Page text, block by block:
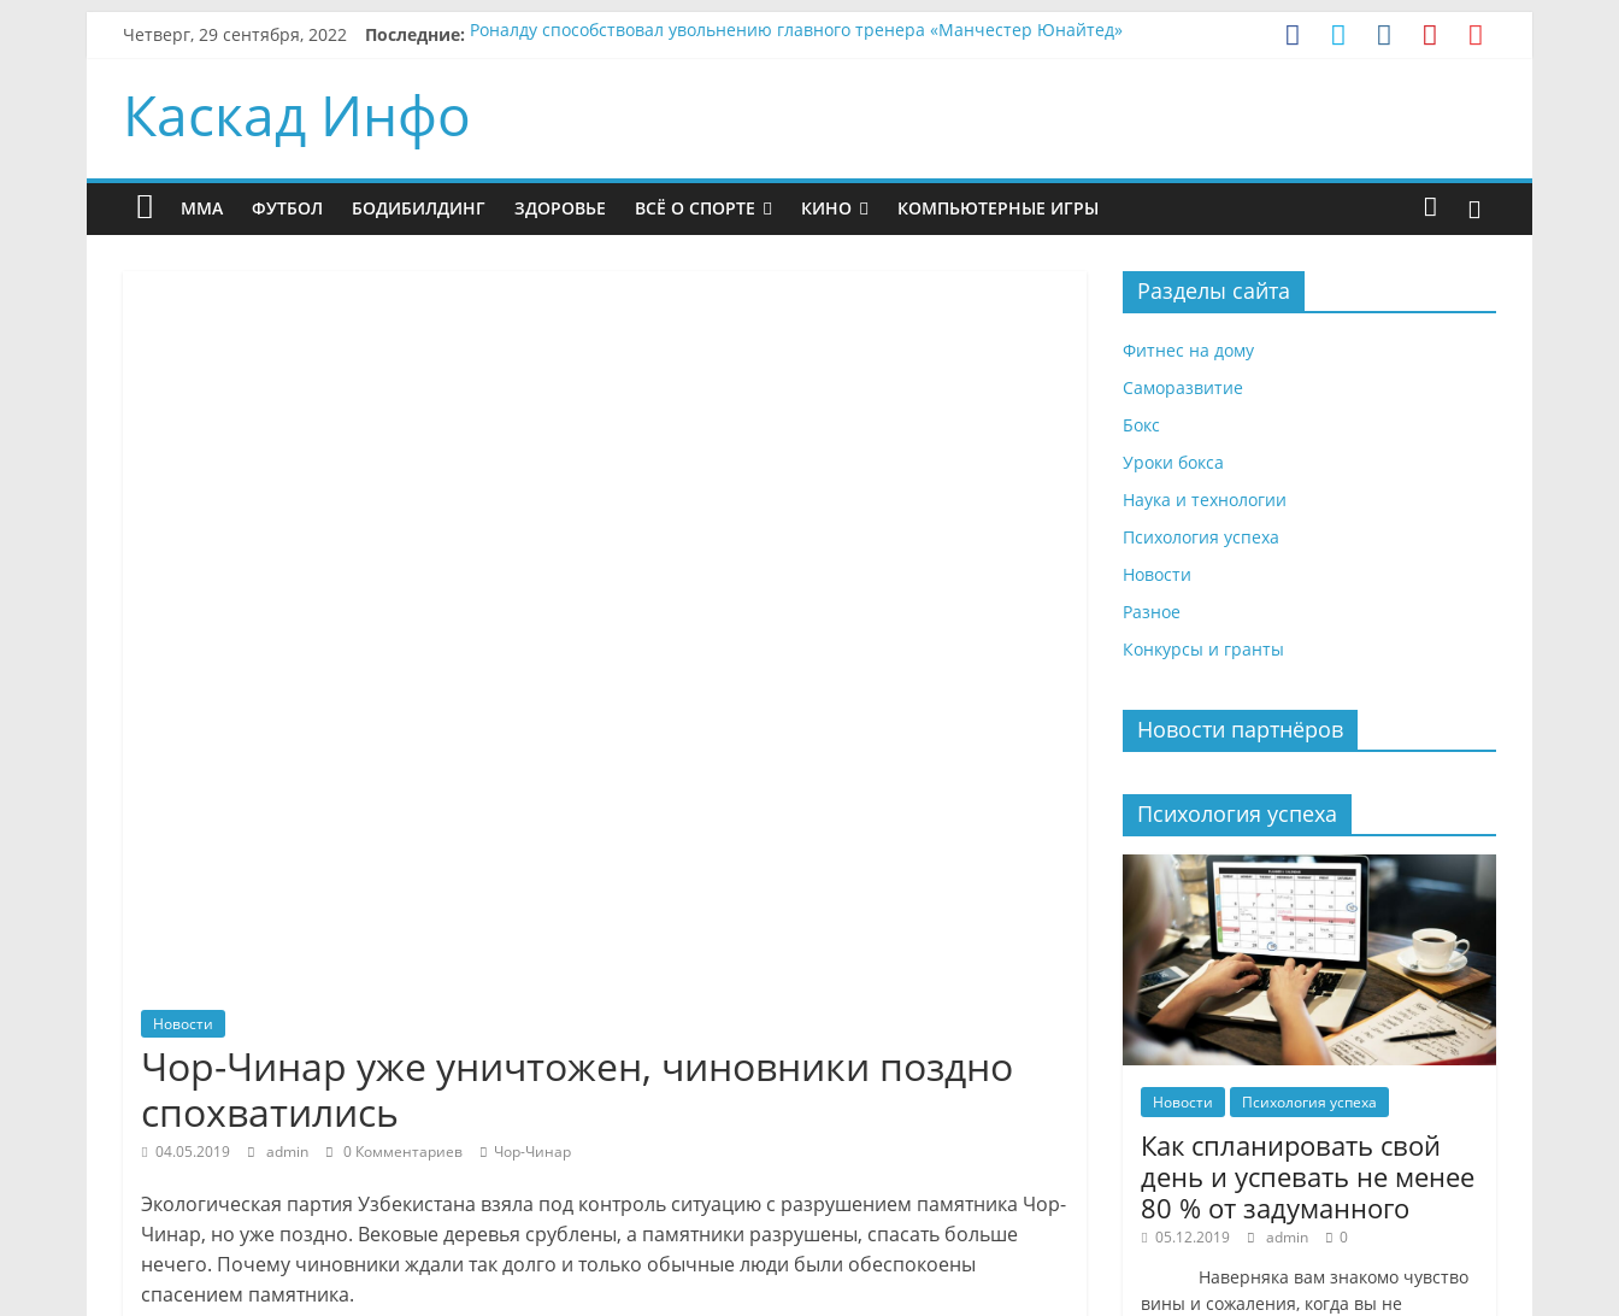
Четверг, 29 сентября, 2022 Последние: Роналду способствовал увольнению главного тренера «Манчестер Юнайтед»
Каскад Инфо
MMA ФУТБОЛ БОДИБИЛДИНГ ЗДОРОВЬЕ ВСЁ О СПОРТЕ КИНО КОМПЬЮТЕРНЫЕ ИГРЫ
Новости
Чор-Чинар уже уничтожен, чиновники поздно
спохватились
04.05.2019 admin 0 Комментариев Чор-Чинар
Экологическая партия Узбекистана взяла под контроль ситуацию с разрушением памятника Чор-
Чинар, но уже поздно. Вековые деревья срублены, а памятники разрушены, спасать больше
нечего. Почему чиновники ждали так долго и только обычные люди были обеспокоены
спасением памятника.
Разделы сайта
Фитнес на дому
Саморазвитие
Бокс
Уроки бокса
Наука и технологии
Психология успеха
Новости
Разное
Конкурсы и гранты
Новости партнёров
Психология успеха
Новости Психология успеха
Как спланировать свой
день и успевать не менее
80 % от задуманного
05.12.2019 admin 0
Наверняка вам знакомо чувство
вины и сожаления, когда вы не